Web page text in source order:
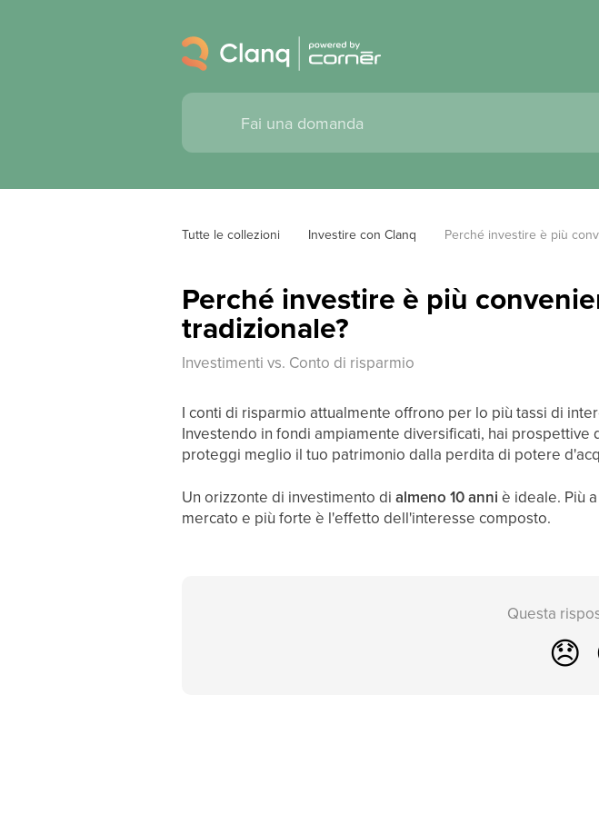
Tutte le collezioni Investire con Clanq Perché investire è più
Perché investire è più
tradizionale?
Investimenti vs. Conto di risparmio
I conti di risparmio attualmente offrono per lo più tassi di
Investendo in fondi ampiamente diversificati, hai
proteggi meglio il tuo patrimonio dalla perdita di potere
Un orizzonte di investimento di almeno 10 anni è ideale. Più
mercato e più forte è l'effetto dell'interesse composto.
Questa
😞